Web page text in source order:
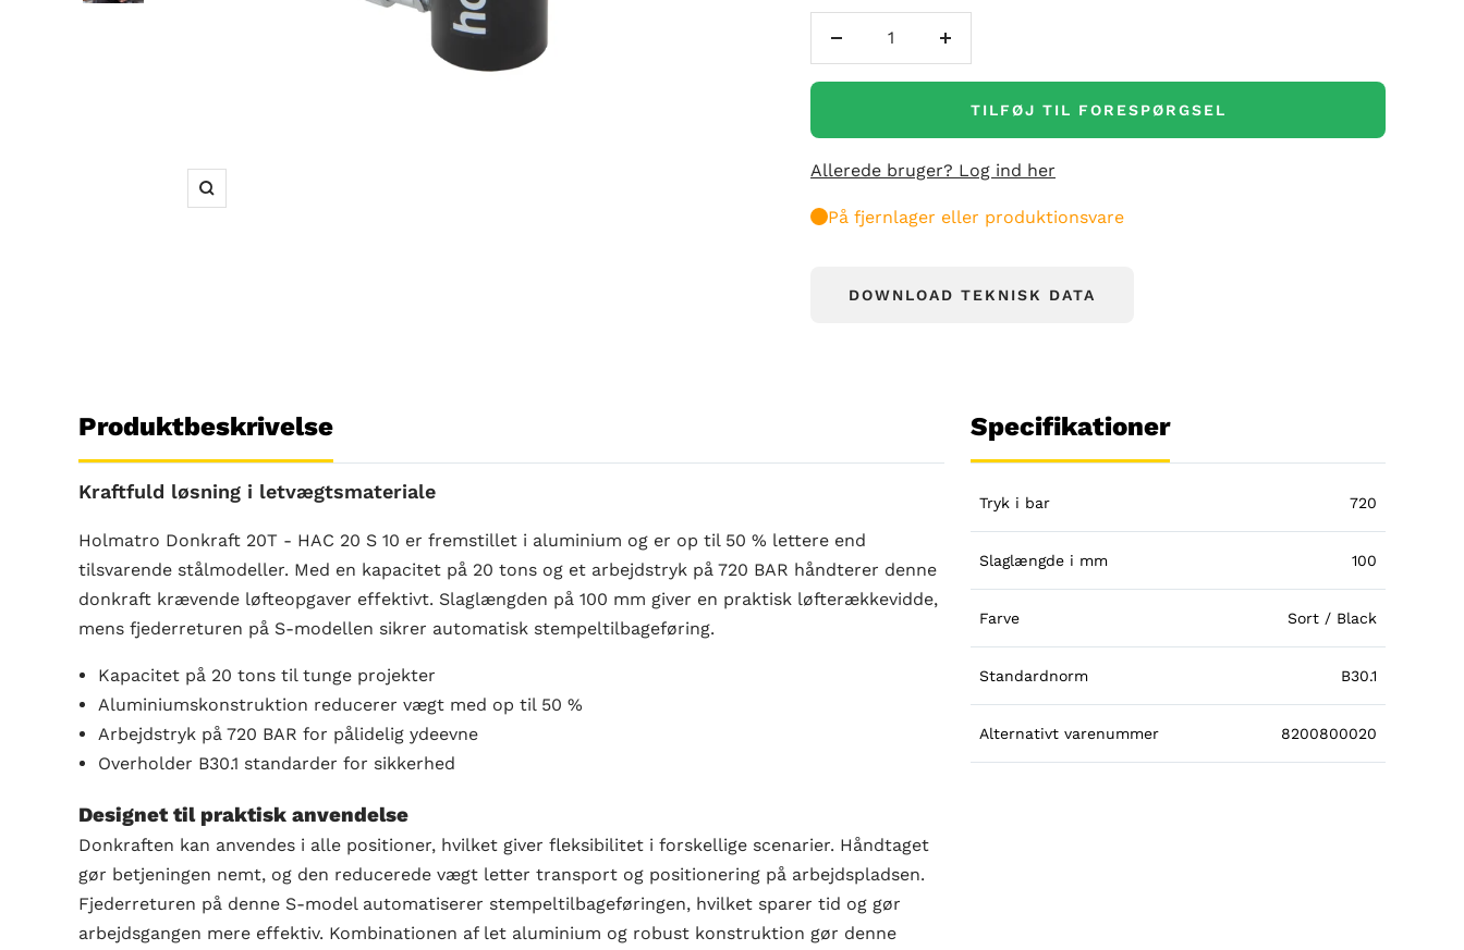
Forstør
antal
antal
TILFØJ TIL FORESPØRGSEL
Allerede bruger? Log ind her
På fjernlager eller produktionsvare
DOWNLOAD TEKNISK DATA
Produktbeskrivelse
Kraftfuld løsning i letvægtsmateriale
Holmatro Donkraft 20T - HAC 20 S 10 er fremstillet i aluminium og er op til 50 % lettere end
tilsvarende stålmodeller. Med en kapacitet på 20 tons og et arbejdstryk på 720 BAR håndterer denne
donkraft krævende løfteopgaver effektivt. Slaglængden på 100 mm giver en praktisk løfterækkevidde,
mens fjederreturen på S-modellen sikrer automatisk stempeltilbageføring.
Kapacitet på 20 tons til tunge projekter
Aluminiumskonstruktion reducerer vægt med op til 50 %
Arbejdstryk på 720 BAR for pålidelig ydeevne
Overholder B30.1 standarder for sikkerhed
Designet til praktisk anvendelse
Donkraften kan anvendes i alle positioner, hvilket giver fleksibilitet i forskellige scenarier. Håndtaget
gør betjeningen nemt, og den reducerede vægt letter transport og positionering på arbejdspladsen.
Fjederreturen på denne S-model automatiserer stempeltilbageføringen, hvilket sparer tid og gør
arbejdsgangen mere effektiv. Kombinationen af let aluminium og robust konstruktion gør denne
Specifikationer
Tryk i bar 720
Slaglængde i mm 100
Farve Sort / Black
Standardnorm B30.1
Alternativt varenummer 8200800020